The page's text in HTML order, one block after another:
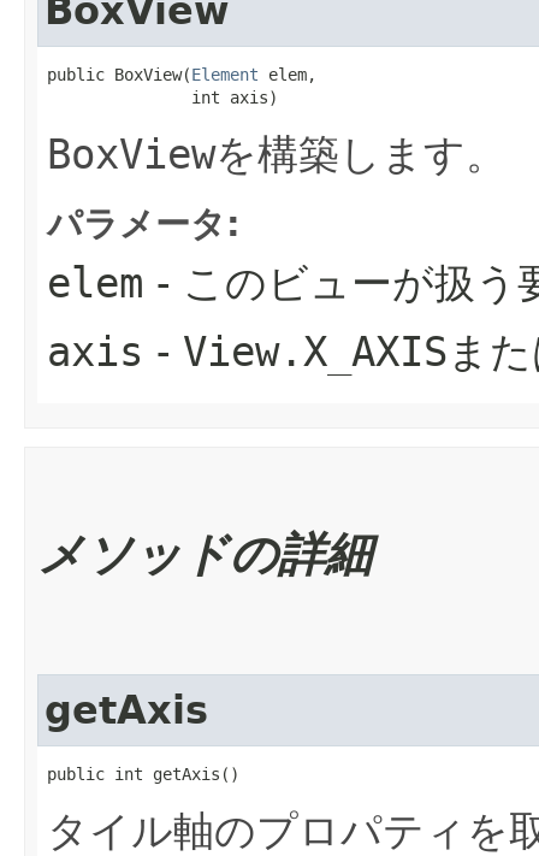
BoxView
public BoxView​(Element elem,
               int axis)
BoxViewを構築します。
パラメータ:
elem - このビューが扱う
axis - View.X_AXISま
メソッドの詳細
getAxis
public int getAxis()
タイル軸のプロパティを